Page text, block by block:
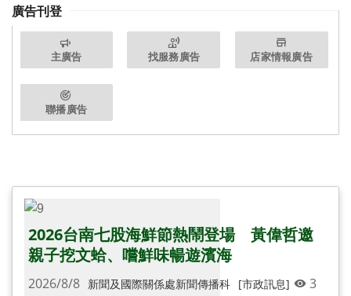
廣告刊登
主廣告 找服務廣告 店家情報廣告
聯播廣告
還有更多圖片...
2026台南七股海鮮節熱鬧登場 黃偉哲邀
親子挖文蛤、嚐鮮味暢遊濱海
2026/8/8 新聞及國際關係處新聞傳播科 [市政訊息] 3